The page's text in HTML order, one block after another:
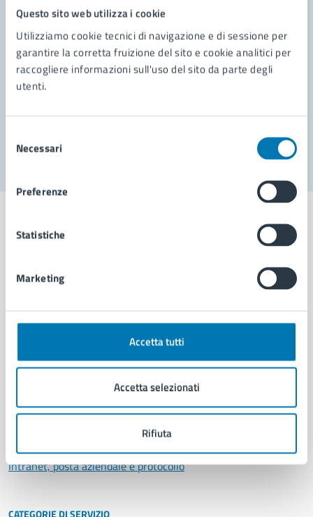
Questo sito web utilizza i cookie
Utilizziamo cookie tecnici di navigazione e di sessione per
garantire la corretta fruizione del sito e cookie analitici per
raccogliere informazioni sull'uso del sito da parte degli
utenti.
delNecessari
Preferenze
Statistiche
Marketing
Accetta tutti
Accetta selezionati
Rifiuta
Leggi le domande frequenti
Richiedi assistenza
Prenota appuntamento
Municipalità
Politici
Documenti e dati
Intranet, posta aziendale e protocollo
CATEGORIE DI SERVIZIO